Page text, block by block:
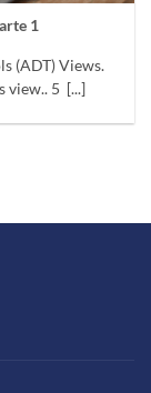
1
(ADT) Views.
view.. 5 [...]